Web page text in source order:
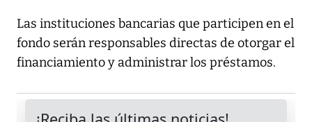
Las instituciones bancarias que participen en el
fondo serán responsables directas de otorgar el
financiamiento y administrar los préstamos.